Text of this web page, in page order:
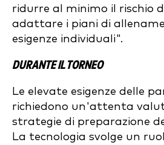
ridurre al minimo il rischio
adattare i piani di
esigenze individuali".
DURANTE IL TORNEO
Le elevate esigenze delle
richiedono un'attenta
strategie di preparazione
La tecnologia svolge un